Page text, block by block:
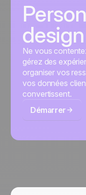
design
Ne vous
gérez des
organiser vos
vos données
convertissent.
Démarrer